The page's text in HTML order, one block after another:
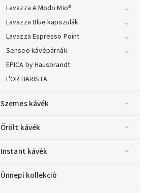
Lavazza A Modo Mio®
Lavazza Blue kapszulák
Lavazza Espresso Point
Senseo kávépárnák
EPICA by Hausbrandt
L'OR BARISTA
Szemes kávék
Őrölt kávék
Instant kávék
Ünnepi kollekció